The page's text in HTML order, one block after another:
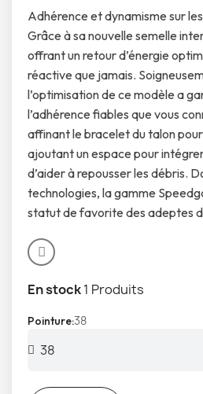
Adhérence et dynamisme sur
Grâce à sa nouvelle semelle
offrant un retour d’énergie
réactive que jamais.
l’optimisation de ce modèle a
l’adhérence fiables que vous
affinant le bracelet du talon
ajoutant un espace pour
d’aider à repousser les débris.
technologies, la gamme
statut de favorite des adeptes
En stock1 Produits
Pointure 38